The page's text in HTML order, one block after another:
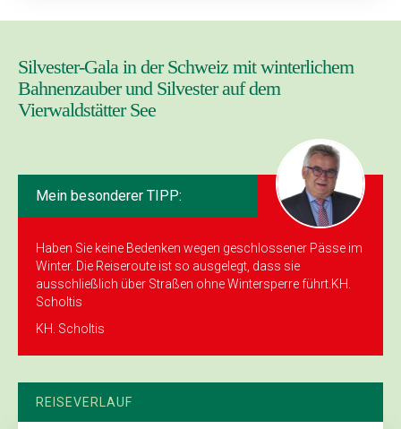
Silvester-Gala in der Schweiz mit winterlichem
Bahnenzauber und Silvester auf dem
Vierwaldstätter See
Mein besonderer TIPP:
Haben Sie keine Bedenken wegen geschlossener Pässe im
Winter. Die Reiseroute ist so ausgelegt, dass sie
ausschließlich über Straßen ohne Wintersperre führt.KH.
Scholtis
KH. Scholtis
REISEVERLAUF